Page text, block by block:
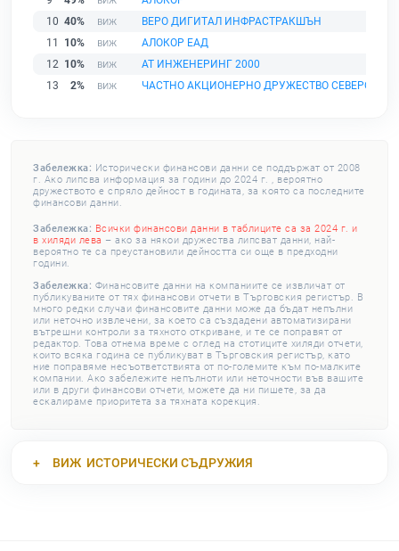
10 40%
ВЕРО ДИГИТАЛ ИНФРАСТРАКШЪН
11
10%
АЛОКОР ЕАД
12 10%
АТ ИНЖЕНЕРИНГ 2000
13
2% ЧАСТНО АКЦИОНЕРНО ДРУЖЕСТВО
Забележка: Исторически финансови данни се поддържат от 2008
г. Ако липсва информация за години до 2024 г. , вероятно
дружеството е спряло дейност в годината, за която са последните
финансови данни.
Забележка: Всички финансови данни в таблиците са за 2024 г. и
в хиляди лева – ако за някои дружества липсват данни, най-
вероятно те са преустановили дейността си още в предходни
години.
Забележка: Финансовите данни на компаниите се извличат от
публикуваните от тях финансови отчети в Търговския регистър. В
много редки случаи финансовите данни може да бъдат непълни
или неточно извлечени, за което са създадени автоматизирани
вътрешни контроли за тяхното откриване, и те се поправят от
редактор. Това отнема време с оглед на стотиците хиляди отчети,
които всяка година се публикуват в Търговския регистър, като
ние поправяме несъответствията от по-големите към по-малките
компании. Ако забележите непълноти или неточности във вашите
или в други финансови отчети, можете да ни пишете, за да
ескалираме приоритета за тяхната корекция.
ВИЖ ИСТОРИЧЕСКИ СЪДРУЖИЯ